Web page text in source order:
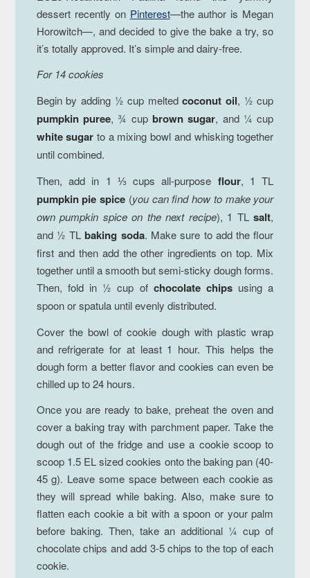
dessert recently on Pinterest—the author is Megan
Horowitch—, and decided to give the bake a try, so
it’s totally approved. It’s simple and dairy-free.
For 14 cookies
Begin by adding ½ cup meltedcoconut oil, ½ cup
pumpkin puree, ¾ cup brown sugar, and ¼ cup
white sugar to a mixing bowl and whisking together
until combined.
Then, add in 1 ⅓ cups all-purpose flour, 1 TL
pumpkin pie spice (you can find how to make your
own pumpkin spice on the next recipe), 1 TLsalt,
and ½ TLbaking soda. Make sure to add the flour
first and then add the other ingredients on top. Mix
together until a smooth but semi-sticky dough forms.
Then, fold in ½ cup of chocolate chipsusing a
spoon or spatula until evenly distributed.
Cover the bowl of cookie dough with plastic wrap
and refrigerate for at least 1 hour. This helps the
dough form a better flavor and cookies can even be
chilled up to 24 hours.
Once you are ready to bake, preheat the oven and
cover a baking tray with parchment paper. Take the
dough out of the fridge and use a cookie scoop to
scoop 1.5 EL sized cookies onto the baking pan (40-
45 g). Leave some space between each cookie as
they will spread while baking. Also, make sure to
flatten each cookie a bit with a spoon or your palm
before baking. Then, take an additional ¼ cup of
chocolate chips and add 3-5 chips to the top of each
cookie.